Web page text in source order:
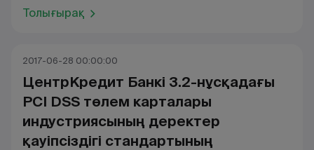
Толығырақ
2017-06-28 00:00:00
ЦентрКредит Банкі 3.2-нұсқадағы
PCI DSS төлем карталары
индустриясының деректер
қауіпсіздігі стандартының